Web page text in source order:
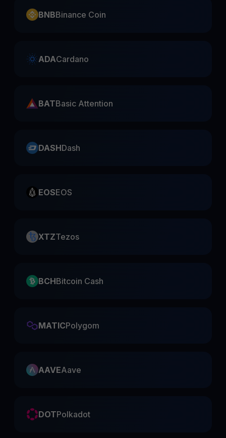
BNBBinance Coin
ADACardano
BATBasic Attention
DASHDash
EOSEOS
XTZTezos
BCHBitcoin Cash
MATICPolygom
AAVEAave
DOTPolkadot